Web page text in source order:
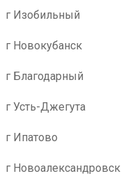
г Изобильный
г Новокубанск
г Благодарный
г Усть-Джегута
г Ипатово
г Новоалександровск